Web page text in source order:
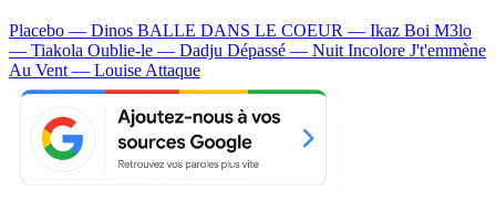
Placebo — Dinos BALLE DANS LE COEUR — Ikaz Boi M3lo
— Tiakola Oublie-le — Dadju Dépassé — Nuit Incolore J't'emmène
Au Vent — Louise Attaque